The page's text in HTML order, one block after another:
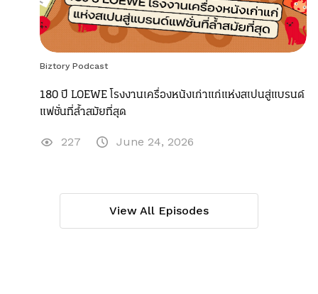
Biztory Podcast
180 ปี LOEWE โรงงานเครื่องหนังเก่าแก่แห่งสเปนสู่แบรนด์
แฟชั่นที่ล้ำสมัยที่สุด
227 June 24, 2026
View All Episodes